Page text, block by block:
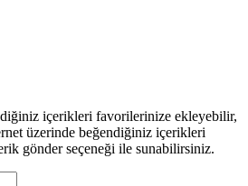
içerikleri favorilerinize ekleyebilir,
üzerinde beğendiğiniz içerikleri
gönder seçeneği ile sunabilirsiniz.